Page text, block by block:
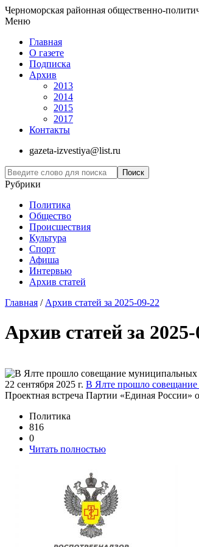
Черноморская районная общественно-
Меню
Главная
О газете
Подписка
Архив
2013
2014
2015
2017
Контакты
gazeta-izvestiya@list.ru
Рубрики
Политика
Общество
Проиcшествия
Культура
Спорт
Афиша
Интервью
Архив статей
Главная / Архив статей за 2025-09-22
Архив статей за
22 сентября 2025 г. В Ялте прошло совещание
Проектная встреча Партии «Единая России»
Политика
816
0
Читать полностью